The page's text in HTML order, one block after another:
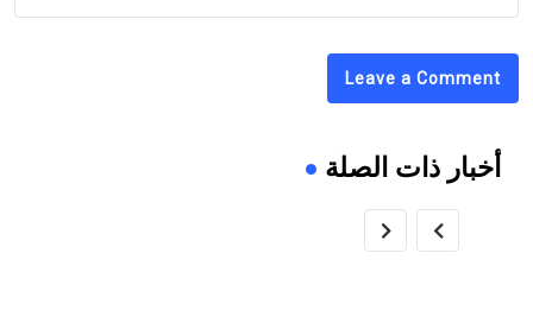
Leave a Comment
أخبار ذات الصلة